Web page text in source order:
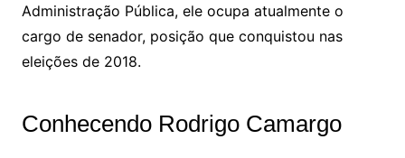
Administração Pública, ele ocupa atualmente o
cargo de senador, posição que conquistou nas
eleições de 2018.
Conhecendo Rodrigo Camargo